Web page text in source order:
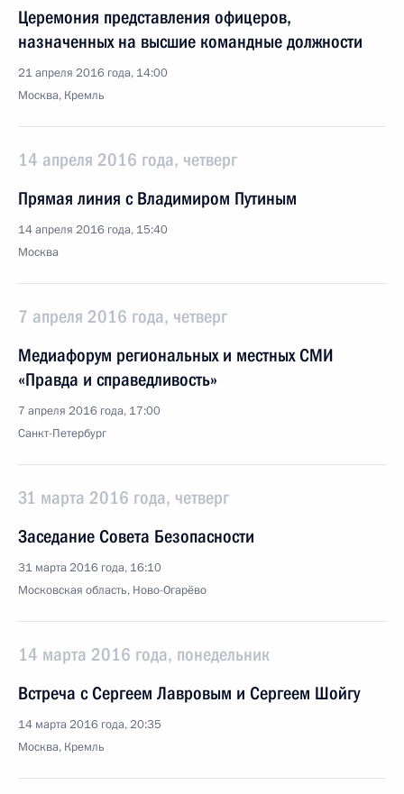
Церемония представления офицеров,
назначенных на высшие командные должности
21 апреля 2016 года, 14:00
Москва, Кремль
14 апреля 2016 года, четверг
Прямая линия с Владимиром Путиным
14 апреля 2016 года, 15:40
Москва
7 апреля 2016 года, четверг
Медиафорум региональных и местных СМИ
«Правда и справедливость»
7 апреля 2016 года, 17:00
Санкт-Петербург
31 марта 2016 года, четверг
Заседание Совета Безопасности
31 марта 2016 года, 16:10
Московская область, Ново-Огарёво
14 марта 2016 года, понедельник
Встреча с Сергеем Лавровым и Сергеем Шойгу
14 марта 2016 года, 20:35
Москва, Кремль